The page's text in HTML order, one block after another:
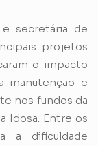
e secretária de
projetos
o impacto
manutenção e
nos fundos da
Idosa. Entre os
a dificuldade